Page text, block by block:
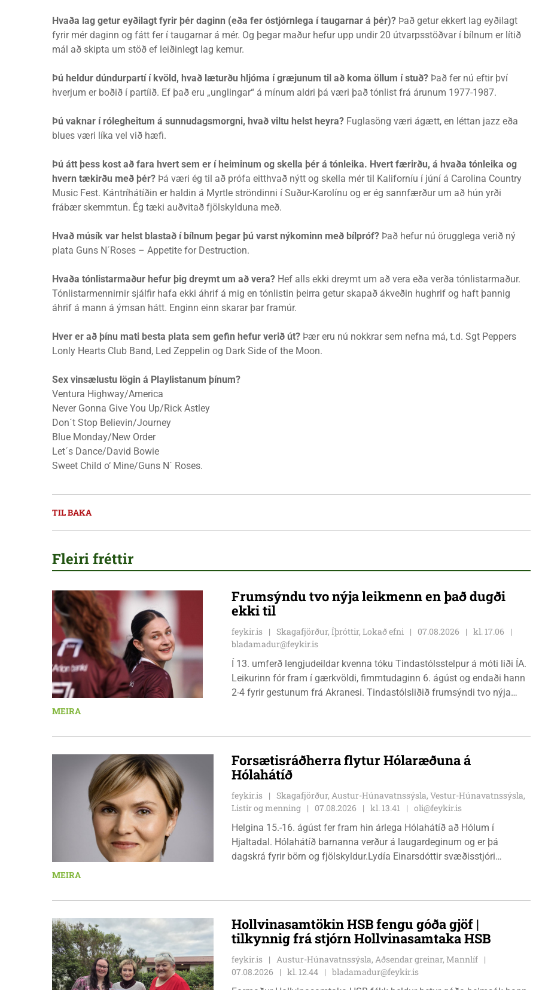
Hvaða lag getur eyðilagt fyrir þér daginn (eða fer óstjórnlega í taugarnar á þér)? Það getur ekkert lag eyðilagt
fyrir mér daginn og fátt fer í taugarnar á mér. Og þegar maður hefur upp undir 20 útvarpsstöðvar í bílnum er lítið
mál að skipta um stöð ef leiðinlegt lag kemur.
Þú heldur dúndurpartí í kvöld, hvað læturðu hljóma í græjunum til að koma öllum í stuð? Það fer nú eftir því
hverjum er boðið í partíið. Ef það eru „unglingar“ á mínum aldri þá væri það tónlist frá árunum 1977-1987.
Þú vaknar í rólegheitum á sunnudagsmorgni, hvað viltu helst heyra? Fuglasöng væri ágætt, en léttan jazz eða
blues væri líka vel við hæfi.
Þú átt þess kost að fara hvert sem er í heiminum og skella þér á tónleika. Hvert færirðu, á hvaða tónleika og
hvern tækirðu með þér? Þá væri ég til að prófa eitthvað nýtt og skella mér til Kaliforníu í júní á Carolina Country
Music Fest. Kántríhátíðin er haldin á Myrtle ströndinni í Suður-Karolínu og er ég sannfærður um að hún yrði
frábær skemmtun. Ég tæki auðvitað fjölskylduna með.
Hvað músík var helst blastað í bílnum þegar þú varst nýkominn með bílpróf? Það hefur nú örugglega verið ný
plata Guns N´Roses – Appetite for Destruction.
Hvaða tónlistarmaður hefur þig dreymt um að vera? Hef alls ekki dreymt um að vera eða verða tónlistarmaður.
Tónlistarmennirnir sjálfir hafa ekki áhrif á mig en tónlistin þeirra getur skapað ákveðin hughrif og haft þannig
áhrif á mann á ýmsan hátt. Enginn einn skarar þar framúr.
Hver er að þínu mati besta plata sem gefin hefur verið út? Þær eru nú nokkrar sem nefna má, t.d. Sgt Peppers
Lonly Hearts Club Band, Led Zeppelin og Dark Side of the Moon.
Sex vinsælustu lögin á Playlistanum þínum?
Ventura Highway/America
Never Gonna Give You Up/Rick Astley
Don´t Stop Believin/Journey
Blue Monday/New Order
Let´s Dance/David Bowie
Sweet Child o‘ Mine/Guns N´ Roses.
TIL BAKA
Fleiri fréttir
Frumsýndu tvo nýja leikmenn en það dugði
ekki til
feykir.is Skagafjörður, Íþróttir, Lokað efni 07.08.2026
kl. 17.06
bladamadur@feykir.is
Í 13. umferð lengjudeildar kvenna tóku Tindastólsstelpur á móti liði ÍA.
Leikurinn fór fram í gærkvöldi, fimmtudaginn 6. ágúst og endaði hann
2-4 fyrir gestunum frá Akranesi. Tindastólsliðið frumsýndi tvo nýja
MEIRA
Forsætisráðherra flytur Hólaræðuna á
Hólahátíð
feykir.is
Skagafjörður, Austur-Húnavatnssýsla, Vestur-Húnavatnssýsla,
Listir og menning
07.08.2026 kl. 13.41
oli@feykir.is
Helgina 15.-16. ágúst fer fram hin árlega Hólahátíð að Hólum í
Hjaltadal. Hólahátíð barnanna verður á laugardeginum og er þá
dagskrá fyrir börn og fjölskyldur.Lydía Einarsdóttir svæðisstjóri
MEIRA
Hollvinasamtökin HSB fengu góða gjöf |
tilkynnig frá stjórn Hollvinasamtaka HSB
feykir.is
Austur-Húnavatnssýsla, Aðsendar greinar, Mannlíf
07.08.2026
kl. 12.44
bladamadur@feykir.is